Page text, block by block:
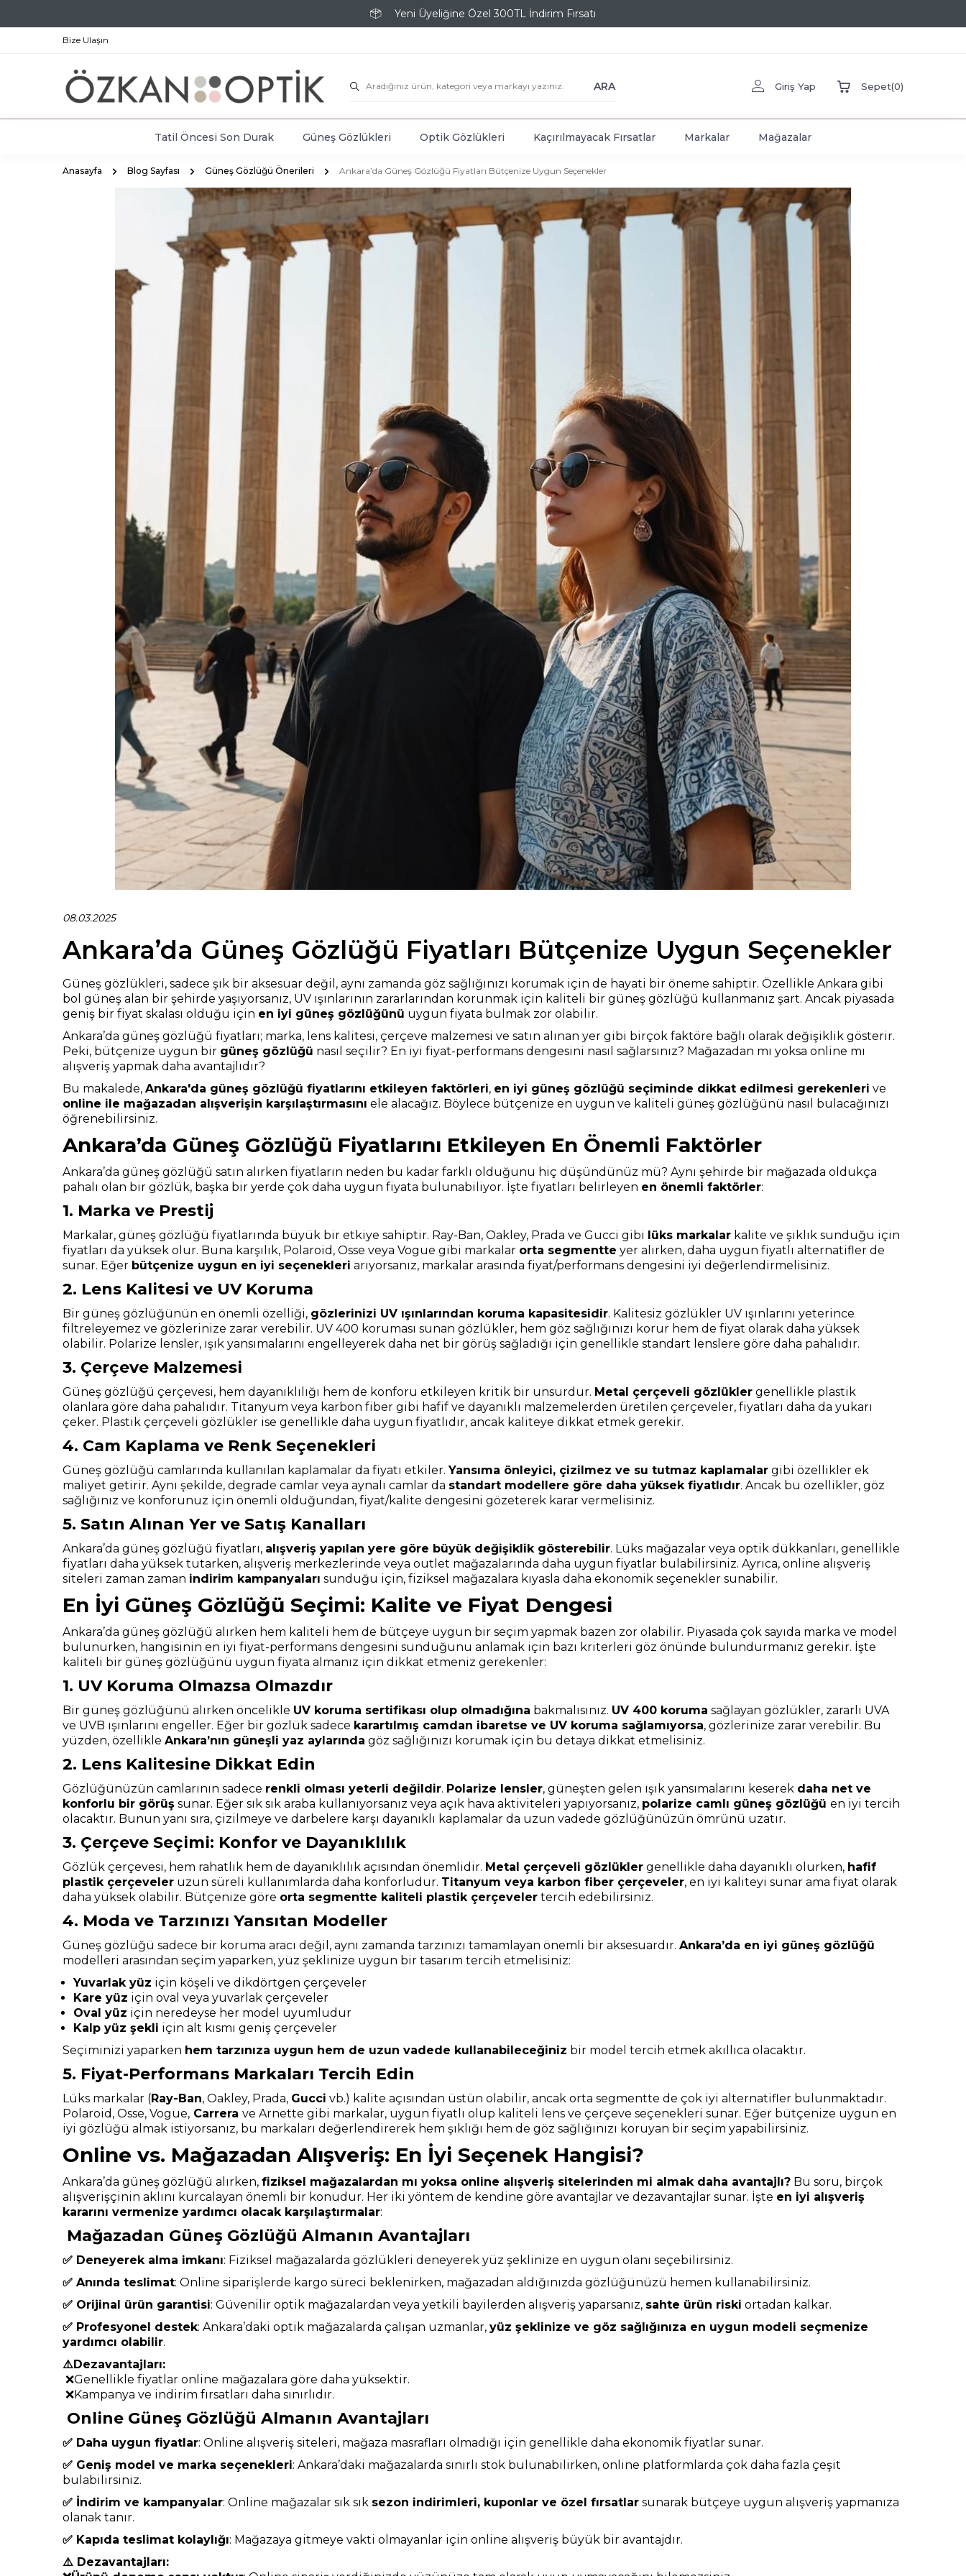
Yeni Üyeliğine Özel 300TL İndirim Fırsatı
Bize Ulaşın
ARA Giriş Yap Sepet(0)
Tatil Öncesi Son Durak Güneş Gözlükleri Optik Gözlükleri Kaçırılmayacak Fırsatlar Markalar Mağazalar
Anasayfa Blog Sayfası Güneş Gözlüğü Önerileri Ankara’da Güneş Gözlüğü Fiyatları Bütçenize Uygun Seçenekler
08.03.2025
Ankara’da Güneş Gözlüğü Fiyatları Bütçenize Uygun Seçenekler
Güneş gözlükleri, sadece şık bir aksesuar değil, aynı zamanda göz sağlığınızı korumak için de hayati bir öneme sahiptir. Özellikle Ankara gibi
bol güneş alan bir şehirde yaşıyorsanız, UV ışınlarının zararlarından korunmak için kaliteli bir güneş gözlüğü kullanmanız şart. Ancak piyasada
geniş bir fiyat skalası olduğu için en iyi güneş gözlüğünü uygun fiyata bulmak zor olabilir.
Ankara’da güneş gözlüğü fiyatları; marka, lens kalitesi, çerçeve malzemesi ve satın alınan yer gibi birçok faktöre bağlı olarak değişiklik gösterir.
Peki, bütçenize uygun bir güneş gözlüğü nasıl seçilir? En iyi fiyat-performans dengesini nasıl sağlarsınız? Mağazadan mı yoksa online mı
alışveriş yapmak daha avantajlıdır?
Bu makalede, Ankara'da güneş gözlüğü fiyatlarını etkileyen faktörleri, en iyi güneş gözlüğü seçiminde dikkat edilmesi gerekenleri ve
online ile mağazadan alışverişin karşılaştırmasını ele alacağız. Böylece bütçenize en uygun ve kaliteli güneş gözlüğünü nasıl bulacağınızı
öğrenebilirsiniz.
Ankara’da Güneş Gözlüğü Fiyatlarını Etkileyen En Önemli Faktörler
Ankara’da güneş gözlüğü satın alırken fiyatların neden bu kadar farklı olduğunu hiç düşündünüz mü? Aynı şehirde bir mağazada oldukça
pahalı olan bir gözlük, başka bir yerde çok daha uygun fiyata bulunabiliyor. İşte fiyatları belirleyen en önemli faktörler:
1. Marka ve Prestij
Markalar, güneş gözlüğü fiyatlarında büyük bir etkiye sahiptir. Ray-Ban, Oakley, Prada ve Gucci gibi lüks markalar kalite ve şıklık sunduğu için
fiyatları da yüksek olur. Buna karşılık, Polaroid, Osse veya Vogue gibi markalar orta segmentte yer alırken, daha uygun fiyatlı alternatifler de
sunar. Eğer bütçenize uygun en iyi seçenekleri arıyorsanız, markalar arasında fiyat/performans dengesini iyi değerlendirmelisiniz.
2. Lens Kalitesi ve UV Koruma
Bir güneş gözlüğünün en önemli özelliği, gözlerinizi UV ışınlarından koruma kapasitesidir. Kalitesiz gözlükler UV ışınlarını yeterince
filtreleyemez ve gözlerinize zarar verebilir. UV 400 koruması sunan gözlükler, hem göz sağlığınızı korur hem de fiyat olarak daha yüksek
olabilir. Polarize lensler, ışık yansımalarını engelleyerek daha net bir görüş sağladığı için genellikle standart lenslere göre daha pahalıdır.
3. Çerçeve Malzemesi
Güneş gözlüğü çerçevesi, hem dayanıklılığı hem de konforu etkileyen kritik bir unsurdur. Metal çerçeveli gözlükler genellikle plastik
olanlara göre daha pahalıdır. Titanyum veya karbon fiber gibi hafif ve dayanıklı malzemelerden üretilen çerçeveler, fiyatları daha da yukarı
çeker. Plastik çerçeveli gözlükler ise genellikle daha uygun fiyatlıdır, ancak kaliteye dikkat etmek gerekir.
4. Cam Kaplama ve Renk Seçenekleri
Güneş gözlüğü camlarında kullanılan kaplamalar da fiyatı etkiler.Yansıma önleyici, çizilmez ve su tutmaz kaplamalar gibi özellikler ek
maliyet getirir. Aynı şekilde, degrade camlar veya aynalı camlar da standart modellere göre daha yüksek fiyatlıdır. Ancak bu özellikler, göz
sağlığınız ve konforunuz için önemli olduğundan, fiyat/kalite dengesini gözeterek karar vermelisiniz.
5. Satın Alınan Yer ve Satış Kanalları
Ankara’da güneş gözlüğü fiyatları, alışveriş yapılan yere göre büyük değişiklik gösterebilir. Lüks mağazalar veya optik dükkanları, genellikle
fiyatları daha yüksek tutarken, alışveriş merkezlerinde veya outlet mağazalarında daha uygun fiyatlar bulabilirsiniz. Ayrıca, online alışveriş
siteleri zaman zaman indirim kampanyaları sunduğu için, fiziksel mağazalara kıyasla daha ekonomik seçenekler sunabilir.
En İyi Güneş Gözlüğü Seçimi: Kalite ve Fiyat Dengesi
Ankara’da güneş gözlüğü alırken hem kaliteli hem de bütçeye uygun bir seçim yapmak bazen zor olabilir. Piyasada çok sayıda marka ve model
bulunurken, hangisinin en iyi fiyat-performans dengesini sunduğunu anlamak için bazı kriterleri göz önünde bulundurmanız gerekir. İşte
kaliteli bir güneş gözlüğünü uygun fiyata almanız için dikkat etmeniz gerekenler:
1. UV Koruma Olmazsa Olmazdır
Bir güneş gözlüğünü alırken öncelikle UV koruma sertifikası olup olmadığına bakmalısınız. UV 400 koruma sağlayan gözlükler, zararlı UVA
ve UVB ışınlarını engeller. Eğer bir gözlük sadece karartılmış camdan ibaretse ve UV koruma sağlamıyorsa, gözlerinize zarar verebilir. Bu
yüzden, özellikle Ankara’nın güneşli yaz aylarında göz sağlığınızı korumak için bu detaya dikkat etmelisiniz.
2. Lens Kalitesine Dikkat Edin
Gözlüğünüzün camlarının sadece renkli olması yeterli değildir. Polarize lensler, güneşten gelen ışık yansımalarını keserek daha net ve
konforlu bir görüş sunar. Eğer sık sık araba kullanıyorsanız veya açık hava aktiviteleri yapıyorsanız, polarize camlı güneş gözlüğü en iyi tercih
olacaktır. Bunun yanı sıra, çizilmeye ve darbelere karşı dayanıklı kaplamalar da uzun vadede gözlüğünüzün ömrünü uzatır.
3. Çerçeve Seçimi: Konfor ve Dayanıklılık
Gözlük çerçevesi, hem rahatlık hem de dayanıklılık açısından önemlidir. Metal çerçeveli gözlükler genellikle daha dayanıklı olurken, hafif
plastik çerçeveler uzun süreli kullanımlarda daha konforludur. Titanyum veya karbon fiber çerçeveler, en iyi kaliteyi sunar ama fiyat olarak
daha yüksek olabilir. Bütçenize göre orta segmentte kaliteli plastik çerçeveler tercih edebilirsiniz.
4. Moda ve Tarzınızı Yansıtan Modeller
Güneş gözlüğü sadece bir koruma aracı değil, aynı zamanda tarzınızı tamamlayan önemli bir aksesuardır. Ankara’da en iyi güneş gözlüğü
modelleri arasından seçim yaparken, yüz şeklinize uygun bir tasarım tercih etmelisiniz:
Yuvarlak yüz için köşeli ve dikdörtgen çerçeveler
Kare yüz için oval veya yuvarlak çerçeveler
Oval yüz için neredeyse her model uyumludur
Kalp yüz şekli için alt kısmı geniş çerçeveler
Seçiminizi yaparken hem tarzınıza uygun hem de uzun vadede kullanabileceğiniz bir model tercih etmek akıllıca olacaktır.
5. Fiyat-Performans Markaları Tercih Edin
Lüks markalar (Ray-Ban, Oakley, Prada, Gucci vb.) kalite açısından üstün olabilir, ancak orta segmentte de çok iyi alternatifler bulunmaktadır.
Polaroid, Osse, Vogue, Carrera ve Arnette gibi markalar, uygun fiyatlı olup kaliteli lens ve çerçeve seçenekleri sunar. Eğer bütçenize uygun en
iyi gözlüğü almak istiyorsanız, bu markaları değerlendirerek hem şıklığı hem de göz sağlığınızı koruyan bir seçim yapabilirsiniz.
Online vs. Mağazadan Alışveriş: En İyi Seçenek Hangisi?
Ankara’da güneş gözlüğü alırken, fiziksel mağazalardan mı yoksa online alışveriş sitelerinden mi almak daha avantajlı? Bu soru, birçok
alışverişçinin aklını kurcalayan önemli bir konudur. Her iki yöntem de kendine göre avantajlar ve dezavantajlar sunar. İşte en iyi alışveriş
kararını vermenize yardımcı olacak karşılaştırmalar:
Mağazadan Güneş Gözlüğü Almanın Avantajları
✅ Deneyerek alma imkanı: Fiziksel mağazalarda gözlükleri deneyerek yüz şeklinize en uygun olanı seçebilirsiniz.
✅ Anında teslimat: Online siparişlerde kargo süreci beklenirken, mağazadan aldığınızda gözlüğünüzü hemen kullanabilirsiniz.
✅ Orijinal ürün garantisi: Güvenilir optik mağazalardan veya yetkili bayilerden alışveriş yaparsanız, sahte ürün riski ortadan kalkar.
✅ Profesyonel destek: Ankara’daki optik mağazalarda çalışan uzmanlar, yüz şeklinize ve göz sağlığınıza en uygun modeli seçmenize
yardımcı olabilir.
⚠️Dezavantajları:
❌Genellikle fiyatlar online mağazalara göre daha yüksektir.
❌Kampanya ve indirim fırsatları daha sınırlıdır.
Online Güneş Gözlüğü Almanın Avantajları
✅ Daha uygun fiyatlar: Online alışveriş siteleri, mağaza masrafları olmadığı için genellikle daha ekonomik fiyatlar sunar.
✅ Geniş model ve marka seçenekleri: Ankara’daki mağazalarda sınırlı stok bulunabilirken, online platformlarda çok daha fazla çeşit
bulabilirsiniz.
✅ İndirim ve kampanyalar: Online mağazalar sık sık sezon indirimleri, kuponlar ve özel fırsatlar sunarak bütçeye uygun alışveriş yapmanıza
olanak tanır.
✅ Kapıda teslimat kolaylığı: Mağazaya gitmeye vakti olmayanlar için online alışveriş büyük bir avantajdır.
⚠️ Dezavantajları: